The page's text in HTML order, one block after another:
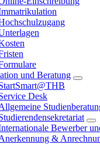
und Beratung
Desk
Bewerber
&